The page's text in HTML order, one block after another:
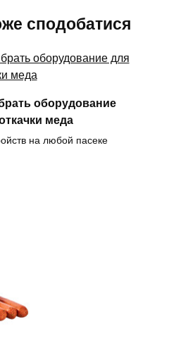
сподобатися
оборудование
меда
на любой пасеке